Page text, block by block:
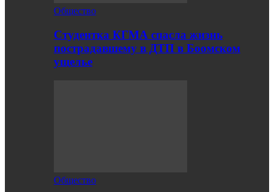
Общество
Студентка КГМА спасла жизнь
пострадавшему в ДТП в Боомском
ущелье
Общество